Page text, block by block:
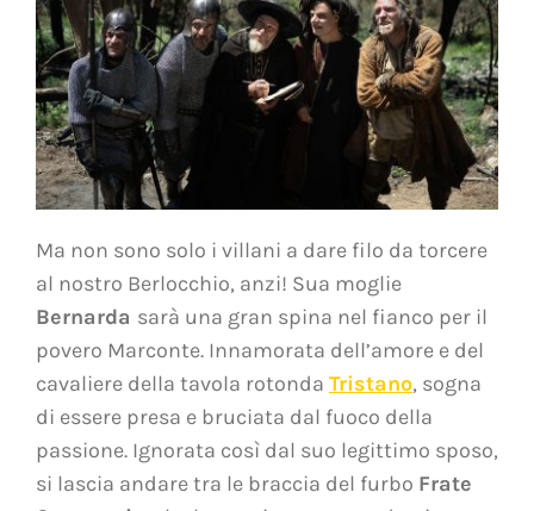
Ma non sono solo i villani a dare filo da torcere
al nostro Berlocchio, anzi! Sua moglie
Bernarda sarà una gran spina nel fianco per il
povero Marconte. Innamorata dell’amore e del
cavaliere della tavola rotonda Tristano, sogna
di essere presa e bruciata dal fuoco della
passione. Ignorata così dal suo legittimo sposo,
si lascia andare tra le braccia del furbo Frate